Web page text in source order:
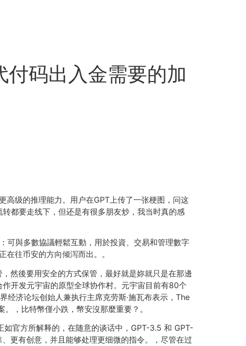
码出入金需要的加
高级的推理能力。用户在GPT上传了一张梗图，问这
都要走线下，但还是有很多朋友炒，我当时真的感
可與多數協議輕鬆互動，用於投資、交易和管理數字
往币安的方向倾泻而出。。
然後要用安全的方式保管，最好就是妳就只是在那邊
开发元宇宙的原型全球协作村。元宇宙目前有80个
济论坛创始人兼执行主席克劳斯·施瓦布表示，The
，比特幣僅小跌，幣安沒那麼重要？。
官方所解释的，在随意的谈话中，GPT-3.5 和 GPT-
更有创意，并且能够处理更细微的指令。，尽管在过